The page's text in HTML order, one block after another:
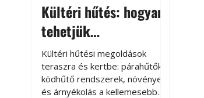
Kültéri hűtés: hogyan
tehetjük
kellemesebbé a
teraszt és a kertet?
Kültéri hűtési megoldások
teraszra és kertbe: párahűtők,
ködhűtő rendszerek, növények
és árnyékolás a kellemesebb